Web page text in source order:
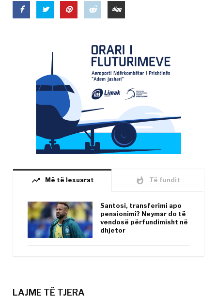
trending_up Më të lexuarat whatshot Të fundit
Santosi, transferimi apo
pensionimi? Neymar do të
vendosë përfundimisht në
dhjetor
LAJME TË TJERA